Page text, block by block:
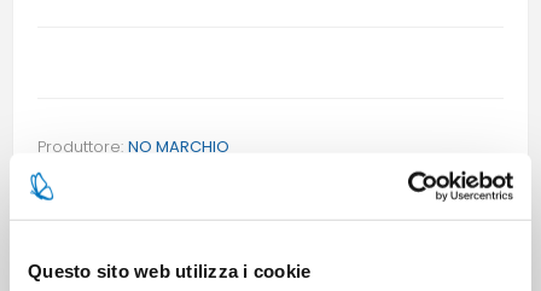
Questo sito web utilizza i cookie
Produttore: NO MARCHIO
Cod.:
EAN: 518233